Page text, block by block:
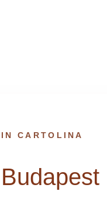
CARTOLINA